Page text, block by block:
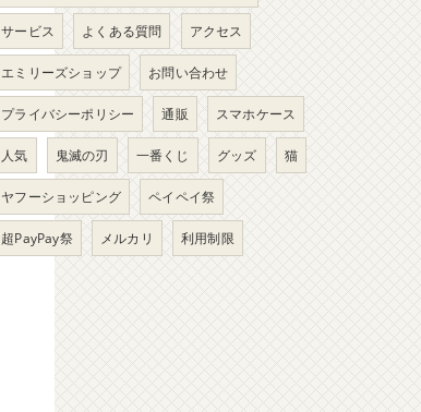
サービス よくある質問 アクセス
エミリーズショップ お問い合わせ
プライバシーポリシー 通販 スマホケース
人気 鬼滅の刃 一番くじ グッズ 猫
ヤフーショッピング ペイペイ祭
超PayPay祭 メルカリ 利用制限